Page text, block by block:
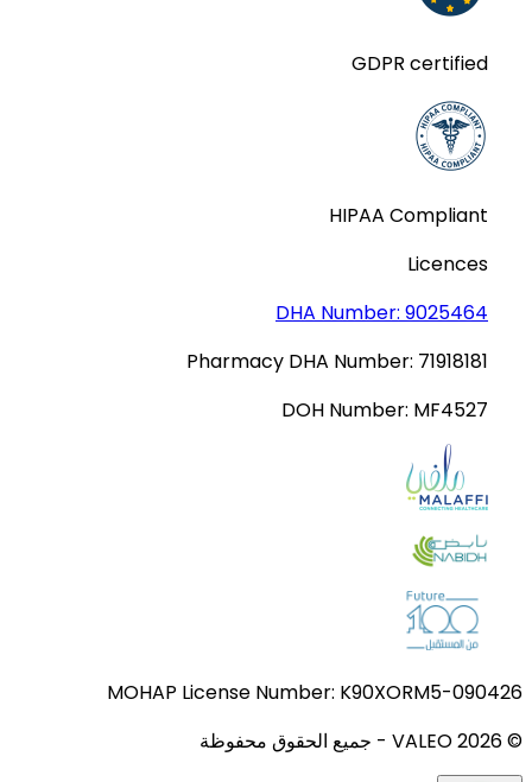
GDPR certified
HIPAA Compliant
Licences
DHA Number: 9025464
Pharmacy DHA Number: 71918181
DOH Number: MF4527
MOHAP License Number: K90XORM5-090426
© VALEO
2026
- جميع الحقوق محفوظة